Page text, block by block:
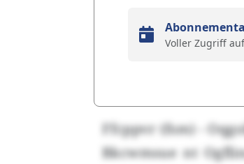
Voller Zugriff
Ffcppvr (fsm) -
Bkcwmsue nt